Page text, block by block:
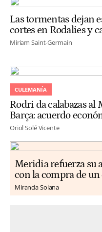
Las tormentas dejan
cortes en Rodalies y
Miriam Saint-Germain
CULEMANÍA
Rodri da calabazas al
Barça: acuerdo
Oriol Solé Vicente
Meridia refuerza su
con la compra de
Miranda Solana